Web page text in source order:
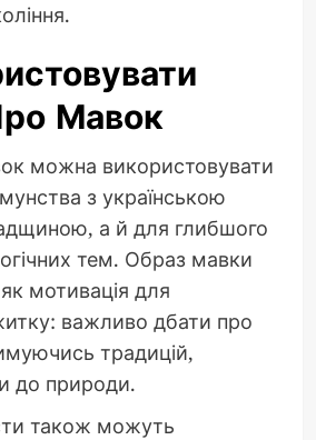
Мавок
можна використовувати
з українською
а й для глибшого
тем. Образ мавки
мотивація для
важливо дбати про
традицій,
до природи.
також можуть